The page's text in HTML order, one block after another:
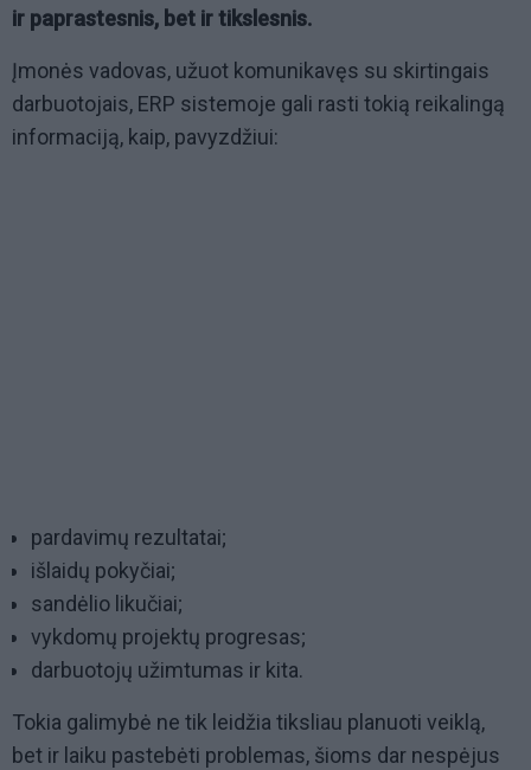
ir paprastesnis, bet ir tikslesnis.
Įmonės vadovas, užuot komunikavęs su skirtingais
darbuotojais, ERP sistemoje gali rasti tokią reikalingą
informaciją, kaip, pavyzdžiui:
pardavimų rezultatai;
išlaidų pokyčiai;
sandėlio likučiai;
vykdomų projektų progresas;
darbuotojų užimtumas ir kita.
Tokia galimybė ne tik leidžia tiksliau planuoti veiklą,
bet ir laiku pastebėti problemas, šioms dar nespėjus